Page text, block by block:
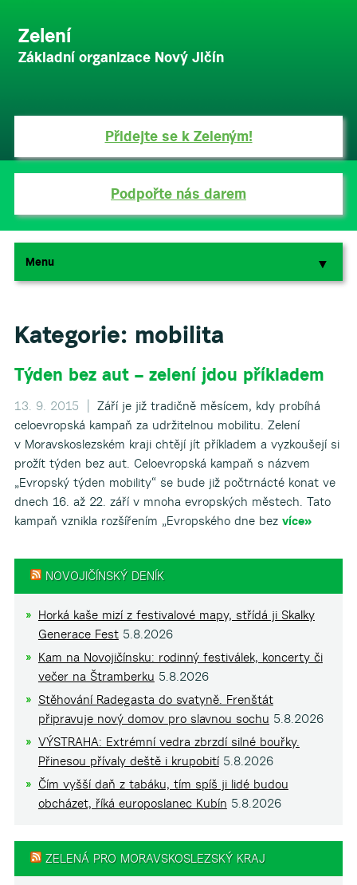
Zelení
Základní organizace Nový Jičín
Přidejte se k Zeleným!
Podpořte nás darem
Menu ▼
▼
▼
Kategorie: mobilita
Týden bez aut – zelení jdou příkladem
13. 9. 2015 |
Září je již tradičně měsícem, kdy probíhá
celoevropská kampaň za udržitelnou mobilitu. Zelení
v Moravskoslezském kraji chtějí jít příkladem a vyzkoušejí si
prožít týden bez aut. Celoevropská kampaň s názvem
„Evropský týden mobility“ se bude již počtrnácté konat ve
dnech 16. až 22. září v mnoha evropských městech. Tato
kampaň vznikla rozšířením „Evropského dne bez více»
NOVOJIČÍNSKÝ DENÍK
Horká kaše mizí z festivalové mapy, střídá ji Skalky
Generace Fest 5.8.2026
Kam na Novojičínsku: rodinný festiválek, koncerty či
večer na Štramberku 5.8.2026
Stěhování Radegasta do svatyně. Frenštát
připravuje nový domov pro slavnou sochu 5.8.2026
VÝSTRAHA: Extrémní vedra zbrzdí silné bouřky.
Přinesou přívaly deště i krupobití 5.8.2026
Čím vyšší daň z tabáku, tím spíš ji lidé budou
obcházet, říká europoslanec Kubín 5.8.2026
ZELENÁ PRO MORAVSKOSLEZSKÝ KRAJ